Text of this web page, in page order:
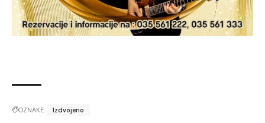
OZNAKE: Izdvojeno